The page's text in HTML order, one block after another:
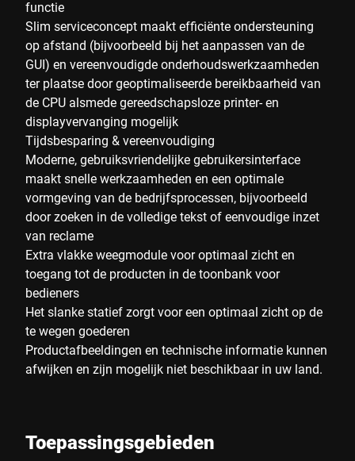
functie
Slim serviceconcept maakt efficiënte ondersteuning
op afstand (bijvoorbeeld bij het aanpassen van de
GUI) en vereenvoudigde onderhoudswerkzaamheden
ter plaatse door geoptimaliseerde bereikbaarheid van
de CPU alsmede gereedschapsloze printer- en
displayvervanging mogelijk
Tijdsbesparing & vereenvoudiging
Moderne, gebruiksvriendelijke gebruikersinterface
maakt snelle werkzaamheden en een optimale
vormgeving van de bedrijfsprocessen, bijvoorbeeld
door zoeken in de volledige tekst of eenvoudige inzet
van reclame
Extra vlakke weegmodule voor optimaal zicht en
toegang tot de producten in de toonbank voor
bedieners
Het slanke statief zorgt voor een optimaal zicht op de
te wegen goederen
Productafbeeldingen en technische informatie kunnen
afwijken en zijn mogelijk niet beschikbaar in uw land.
Toepassingsgebieden